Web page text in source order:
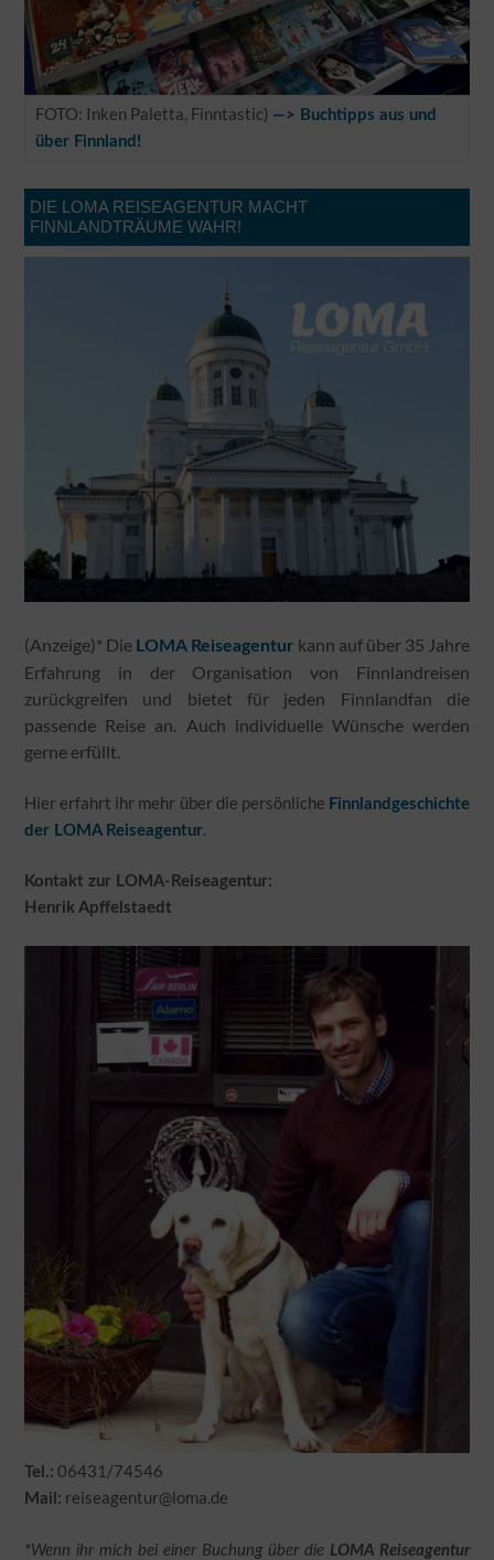
FOTO: Inken Paletta, Finntastic) —> Buchtipps aus und
über Finnland!
DIE LOMA REISEAGENTUR MACHT
FINNLANDTRÄUME WAHR!
(Anzeige)* Die LOMA Reiseagentur kann auf über 35 Jahre
Erfahrung in der Organisation von Finnlandreisen
zurückgreifen und bietet für jeden Finnlandfan die
passende Reise an. Auch individuelle Wünsche werden
gerne erfüllt.
Hier erfahrt ihr mehr über die persönliche Finnlandgeschichte
der LOMA Reiseagentur
Kontakt zur LOMA-Reiseagentur:
Henrik Apffelstaedt
Tel.: 06431/74546
Mail: reiseagentur@loma.de
*Wenn ihr mich bei einer Buchung über die LOMA Reiseagentur